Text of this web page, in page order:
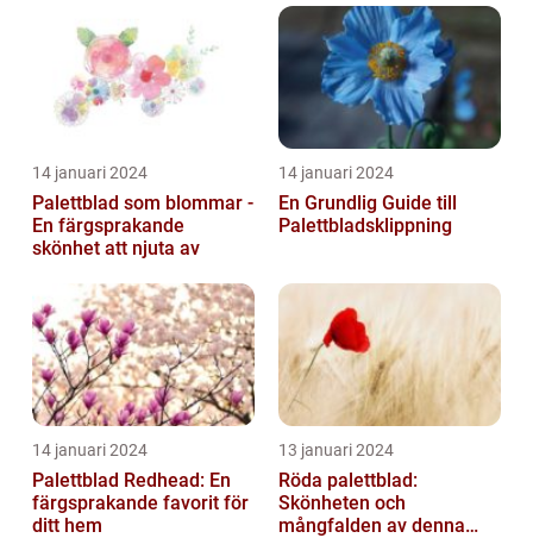
14 januari 2024
Palettblad som blommar -
En färgsprakande
skönhet att njuta av
14 januari 2024
En Grundlig Guide till
Palettbladsklippning
14 januari 2024
Palettblad Redhead: En
färgsprakande favorit för
ditt hem
13 januari 2024
Röda palettblad:
Skönheten och
mångfalden av denna